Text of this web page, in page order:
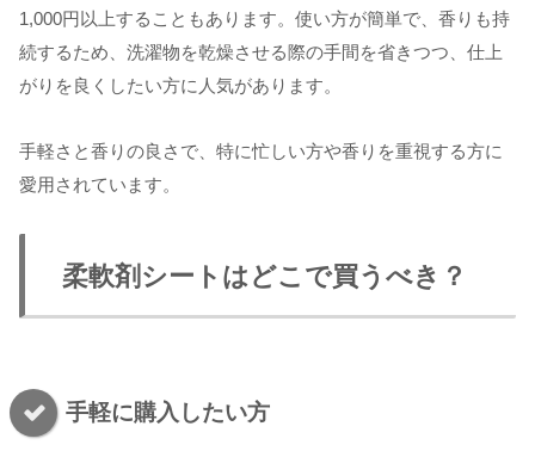
1,000円以上することもあります。使い方が簡単で、香りも持
続するため、洗濯物を乾燥させる際の手間を省きつつ、仕上
がりを良くしたい方に人気があります。
手軽さと香りの良さで、特に忙しい方や香りを重視する方に
愛用されています。
柔軟剤シートはどこで買うべき？
手軽に購入したい方